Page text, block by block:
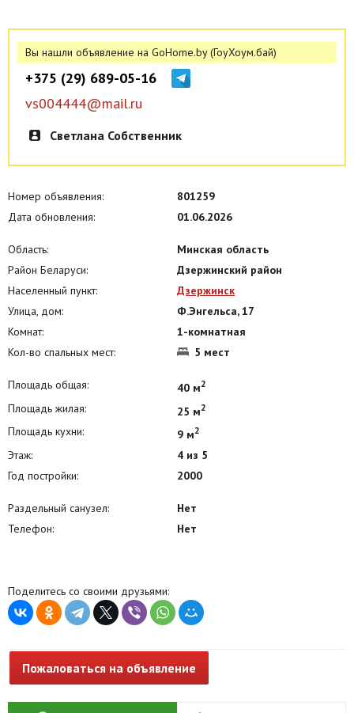
Вы нашли объявление на GoHome.by (ГоуХоум.бай)
+375 (29) 689-05-16
vs004444@mail.ru
Светлана Собственник
Номер объявления:
801259
Дата обновления:
01.06.2026
Область:
Минская область
Район Беларуси:
Дзержинский район
Населенный пункт:
Дзержинск
Улица, дом:
Ф.Энгельса, 17
Комнат:
1-комнатная
Кол-во спальных мест:
5 мест
Площадь общая: 40 м2
Площадь жилая: 25 м2
Площадь кухни: 9 м2
Этаж:
4 из 5
Год постройки:
2000
Раздельный санузел:
Нет
Телефон:
Нет
Поделитесь со своими друзьями:
Пожаловаться на объявление